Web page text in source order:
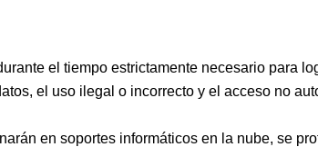
el tiempo estrictamente necesario para
el uso ilegal o incorrecto y el acceso no
en soportes informáticos en la nube, se